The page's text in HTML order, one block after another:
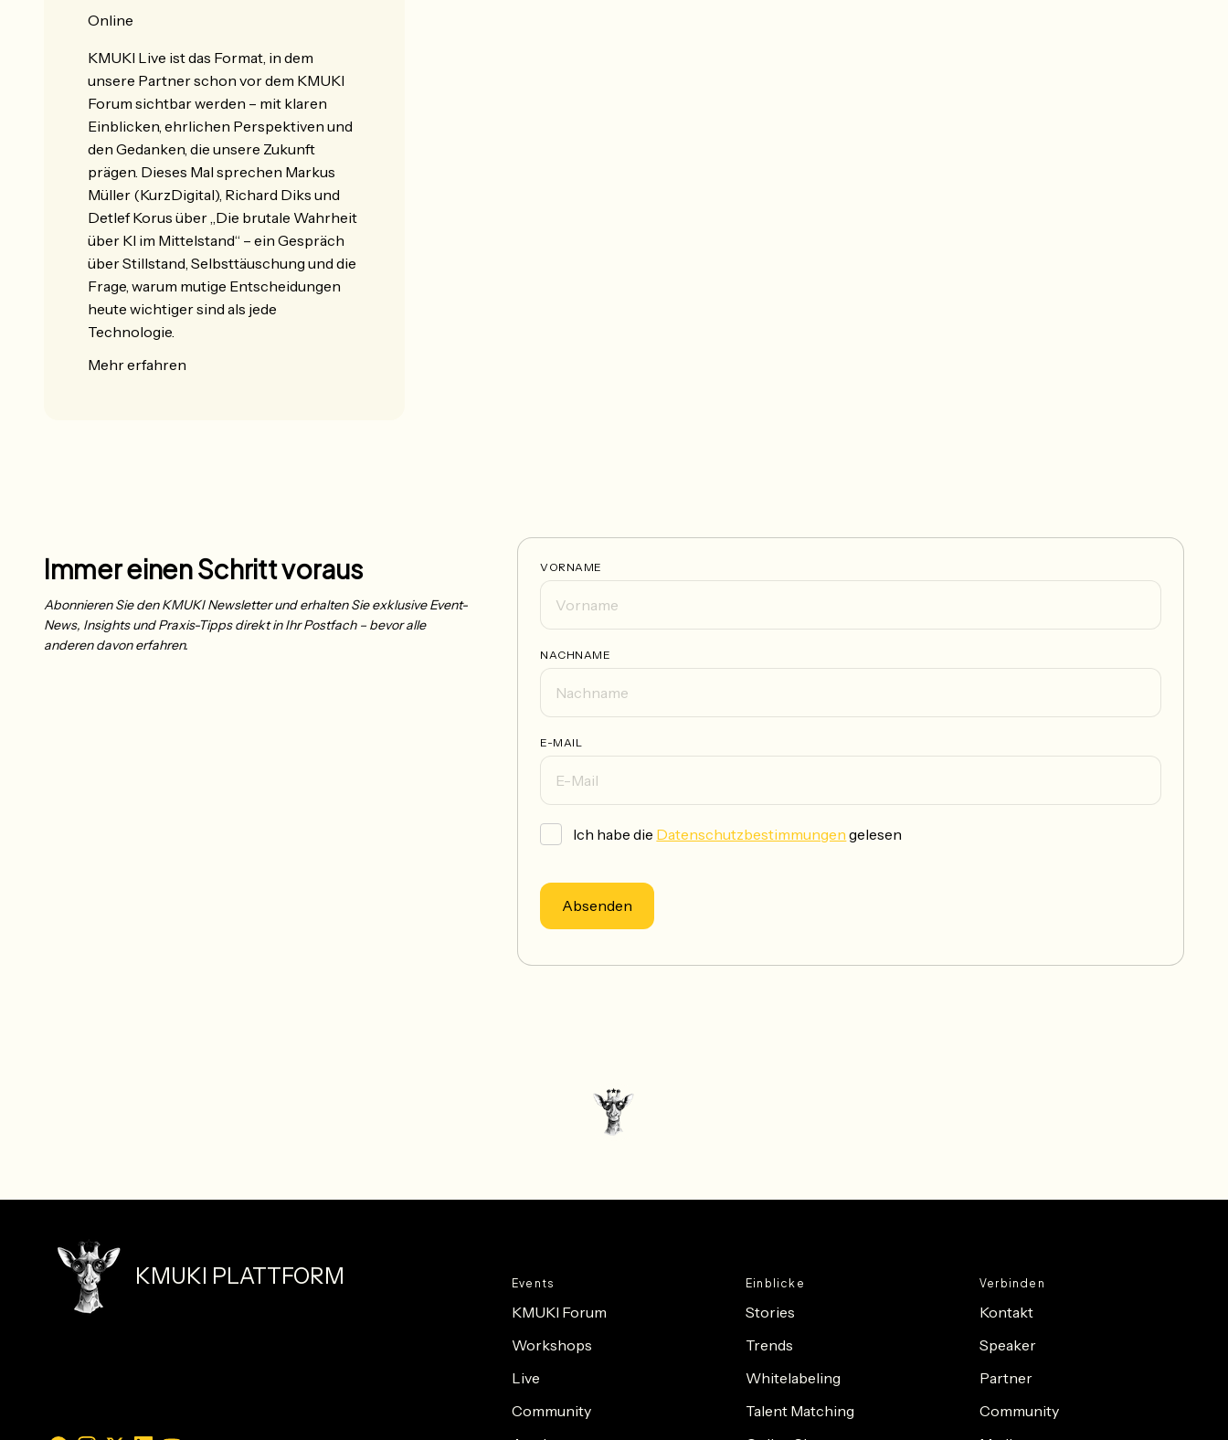
Online
KMUKI Live ist das Format, in dem
unsere Partner schon vor dem KMUKI
Forum sichtbar werden – mit klaren
Einblicken, ehrlichen Perspektiven und
den Gedanken, die unsere Zukunft
prägen. Dieses Mal sprechen Markus
Müller (KurzDigital), Richard Diks und
Detlef Korus über „Die brutale Wahrheit
über KI im Mittelstand“ – ein Gespräch
über Stillstand, Selbsttäuschung und die
Frage, warum mutige Entscheidungen
heute wichtiger sind als jede
Technologie.
Mehr erfahren
Immer einen Schritt voraus
Abonnieren Sie den KMUKI Newsletter und erhalten Sie exklusive Event-
News, Insights und Praxis-Tipps direkt in Ihr Postfach – bevor alle
anderen davon erfahren.
VORNAME
NACHNAME
E-MAIL
Ich habe die Datenschutzbestimmungen gelesen
KMUKI PLATTFORM Events
KMUKI Forum
Workshops
Live
Community
Einblicke
Stories
Trends
Whitelabeling
Talent Matching
Verbinden
Kontakt
Speaker
Partner
Community